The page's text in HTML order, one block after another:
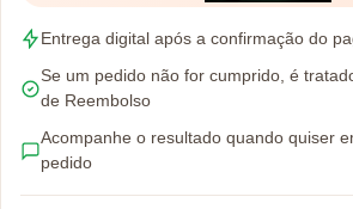
Entrega digital após a confirmação do
Se um pedido não for cumprido, é
de Reembolso
Acompanhe o resultado quando quiser
pedido